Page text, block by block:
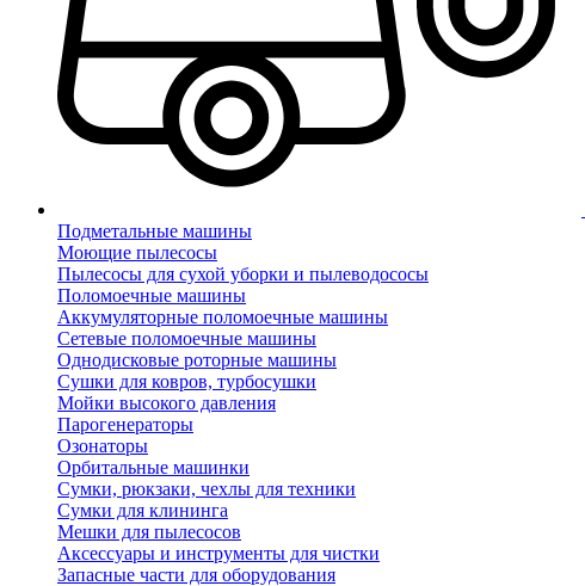
Подметальные машины
Моющие пылесосы
Пылесосы для сухой уборки и пылеводососы
Поломоечные машины
Аккумуляторные поломоечные машины
Сетевые поломоечные машины
Однодисковые роторные машины
Сушки для ковров, турбосушки
Мойки высокого давления
Парогенераторы
Озонаторы
Орбитальные машинки
Сумки, рюкзаки, чехлы для техники
Сумки для клининга
Мешки для пылесосов
Аксессуары и инструменты для чистки
Запасные части для оборудования